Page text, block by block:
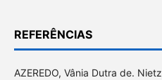
REFERÊNCIAS
AZEREDO, Vânia Dutra de.